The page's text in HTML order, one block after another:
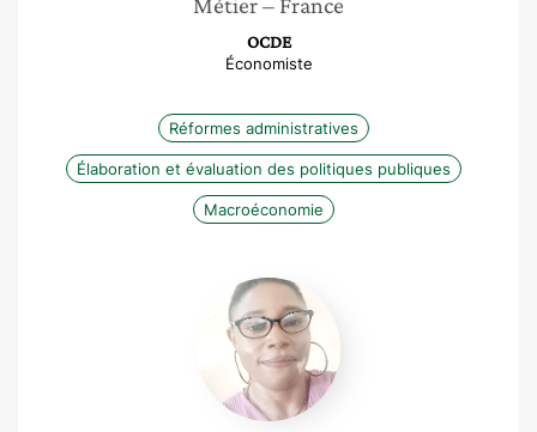
OCDE
Économiste
Réformes administratives
Élaboration et évaluation des politiques publiques
Macroéconomie
Pierrette
Anne
Marie
Noël
NDzié